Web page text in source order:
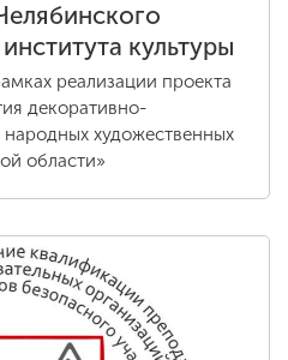
культуры
реализации проекта
декоративно-
художественных
области»